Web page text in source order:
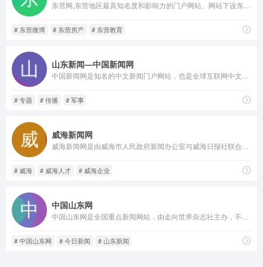
# 东营微博 # 东营房产 # 东营教育
山东新闻—中国新闻网
# 专题 # 传播 # 军事
威海新闻网
# 威海 # 威海人才 # 威海企业
中国山东网
# 中国山东网 # 今日新闻 # 山东新闻